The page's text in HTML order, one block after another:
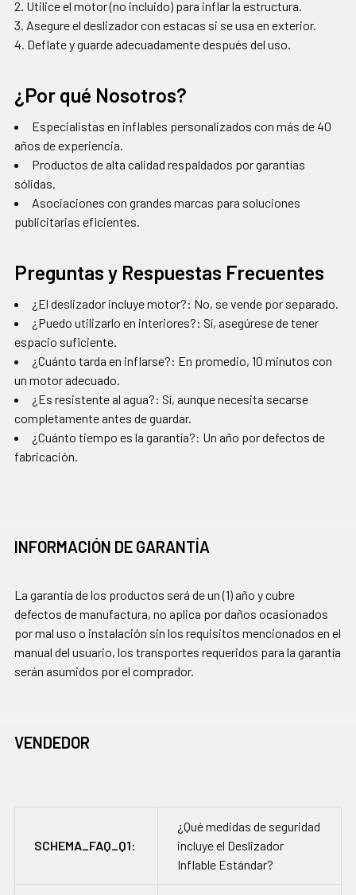
Utilice el motor (no incluido) para inflar la estructura.
Asegure el deslizador con estacas si se usa en exterior.
Deflate y guarde adecuadamente después del uso.
¿Por qué Nosotros?
Especialistas en inflables personalizados con más de 40
años de experiencia.
Productos de alta calidad respaldados por garantías
sólidas.
Asociaciones con grandes marcas para soluciones
publicitarias eficientes.
Preguntas y Respuestas Frecuentes
¿El deslizador incluye motor?: No, se vende por separado.
¿Puedo utilizarlo en interiores?: Sí, asegúrese de tener
espacio suficiente.
¿Cuánto tarda en inflarse?: En promedio, 10 minutos con
un motor adecuado.
¿Es resistente al agua?: Sí, aunque necesita secarse
completamente antes de guardar.
¿Cuánto tiempo es la garantía?: Un año por defectos de
fabricación.
INFORMACIÓN DE GARANTÍA
La garantía de los productos será de un (1) año y cubre
defectos de manufactura, no aplica por daños ocasionados
por mal uso o instalación sin los requisitos mencionados en el
manual del usuario, los transportes requeridos para la garantía
serán asumidos por el comprador.
VENDEDOR
SCHEMA_FAQ_Q1:
¿Qué medidas de seguridad
incluye el Deslizador
Inflable Estándar?